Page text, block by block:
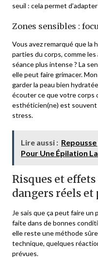
seuil : cela permet
Zones sensibles :
Vous avez remarqué que la
parties du corps, comme
séance plus intense ? La
elle peut faire grimacer.
garder la peau bien
écouter ce que votre corps
esthéticien(ne) est souvent
stress.
Lire aussi :
Pour Une Épilation
Risques et
dangers réels
Je sais que ça peut faire un
faite dans de bonnes
elle reste une méthode
technique, quelques
prévues.